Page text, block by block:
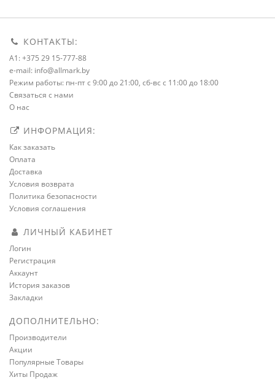
КОНТАКТЫ:
A1: +375 29 15-777-88
e-mail: info@allmark.by
Режим работы: пн-пт с 9:00 до 21:00, сб-вс с 11:00 до 18:00
Связаться с нами
О нас
ИНФОРМАЦИЯ:
Как заказать
Оплата
Доставка
Условия возврата
Политика безопасности
Условия соглашения
ЛИЧНЫЙ КАБИНЕТ
Логин
Регистрация
Аккаунт
История заказов
Закладки
ДОПОЛНИТЕЛЬНО:
Производители
Акции
Популярные Товары
Хиты Продаж